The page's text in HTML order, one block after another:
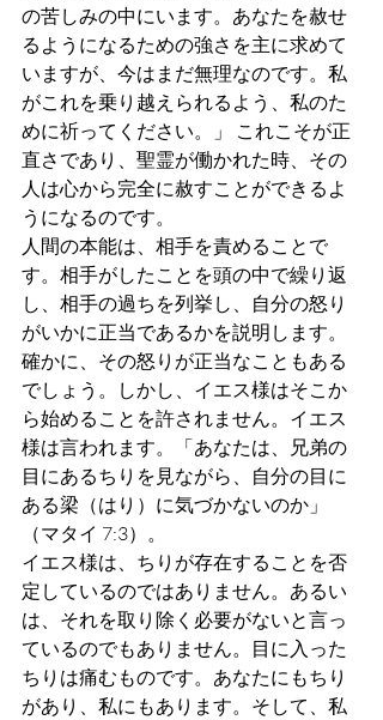
の苦しみの中にいます。あなたを赦せ
るようになるための強さを主に求めて
いますが、今はまだ無理なのです。私
がこれを乗り越えられるよう、私のた
めに祈ってください。」 これこそが正
直さであり、聖霊が働かれた時、その
人は心から完全に赦すことができるよ
うになるのです。
人間の本能は、相手を責めることで
す。相手がしたことを頭の中で繰り返
し、相手の過ちを列挙し、自分の怒り
がいかに正当であるかを説明します。
確かに、その怒りが正当なこともある
でしょう。しかし、イエス様はそこか
ら始めることを許されません。イエス
様は言われます。「あなたは、兄弟の
目にあるちりを見ながら、自分の目に
ある梁（はり）に気づかないのか」
（マタイ 7:3）。
イエス様は、ちりが存在することを否
定しているのではありません。あるい
は、それを取り除く必要がないと言っ
ているのでもありません。目に入った
ちりは痛むものです。あなたにもちり
があり、私にもあります。そして、私